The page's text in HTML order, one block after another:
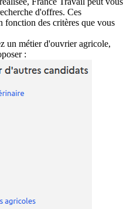
d'offres. Ces
fonction des critères que vous
un métier d'ouvrier agricole,
: